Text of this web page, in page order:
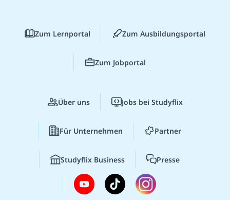
Zum Lernportal Zum Ausbildungsportal
Zum Jobportal
Über uns Jobs bei Studyflix
Für Unternehmen Partner
Studyflix Business Presse